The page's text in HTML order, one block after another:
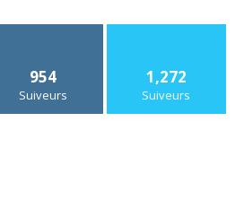
954
Suiveurs
1,272
Suiveurs